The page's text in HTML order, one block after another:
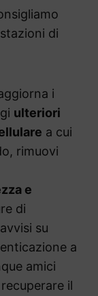
di
i
ulteriori
a cui
rimuovi
e
di
su
a
amici
il